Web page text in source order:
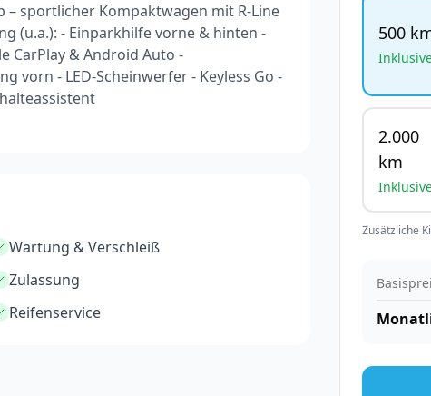
sportlicher Kompaktwagen mit R-Line
(u.a.): - Einparkhilfe vorne & hinten -
CarPlay & Android Auto -
vorn - LED-Scheinwerfer - Keyless Go -
Wartung & Verschleiß
Zulassung
Reifenservice
500
2.000
km
Zusätzliche